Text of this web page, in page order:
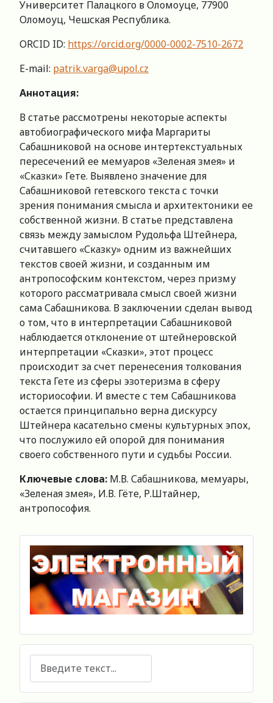
Университет Палацкого в Оломоуце, 77900
Оломоуц, Чешская Республика.
ORCID ID: https://orcid.org/0000-0002-7510-2672
E-mail: patrik.varga@upol.cz
Аннотация:
В статье рассмотрены некоторые аспекты
автобиографического мифа Маргариты
Сабашниковой на основе интертекстуальных
пересечений ее мемуаров «Зеленая змея» и
«Сказки» Гете. Выявлено значение для
Сабашниковой гетевского текста с точки
зрения понимания смысла и архитектоники ее
собственной жизни. В статье представлена
связь между замыслом Рудольфа Штейнера,
считавшего «Сказку» одним из важнейших
текстов своей жизни, и созданным им
антропософским контекстом, через призму
которого рассматривала смысл своей жизни
сама Сабашникова. В заключении сделан вывод
о том, что в интерпретации Сабашниковой
наблюдается отклонение от штейнеровской
интерпретации «Сказки», этот процесс
происходит за счет перенесения толкования
текста Гете из сферы эзотеризма в сферу
историософии. И вместе с тем Сабашникова
остается принципально верна дискурсу
Штейнера касательно смены культурных эпох,
что послужило ей опорой для понимания
своего собственного пути и судьбы России.
Ключевые слова: М.В. Сабашникова, мемуары,
«Зеленая змея», И.В. Гёте, Р.Штайнер,
антропософия.
Поиск